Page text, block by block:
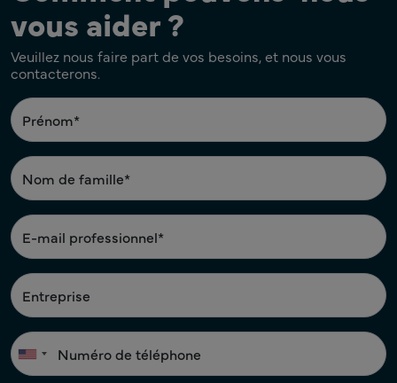
vous aider ?
Veuillez nous faire part de vos besoins, et nous vous
contacterons.